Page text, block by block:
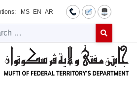
MS EN AR
Type 2 or